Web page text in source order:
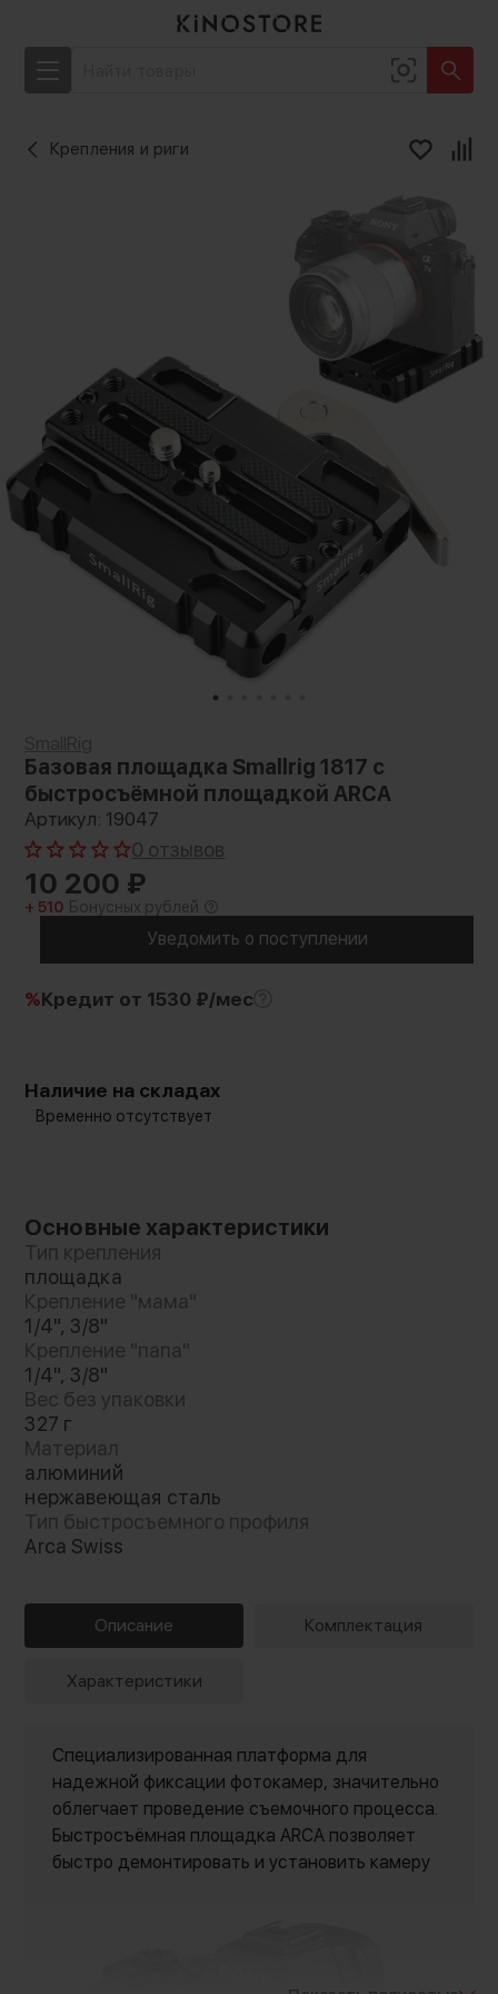
Крепления и риги
Базовая площадка Smallrig 1817 с
быстросъёмной площадкой ARCA
Артикул: 19047
0 отзывов
10 200 ₽
+ 510 Бонусных рублей
Уведомить о поступлении
%Кредит от 1530 ₽/мес
Наличие на складах
Временно отсутствует
Основные характеристики
Тип крепления
площадка
Крепление "мама"
1/4", 3/8"
Крепление "папа"
1/4", 3/8"
Вес без упаковки
327 г
Материал
алюминий
нержавеющая сталь
Тип быстросъемного профиля
Arca Swiss
Описание Комплектация
Характеристики
Специализированная платформа для
надежной фиксации фотокамер, значительно
облегчает проведение съемочного процесса.
Быстросъёмная площадка ARCA позволяет
быстро демонтировать и установить камеру